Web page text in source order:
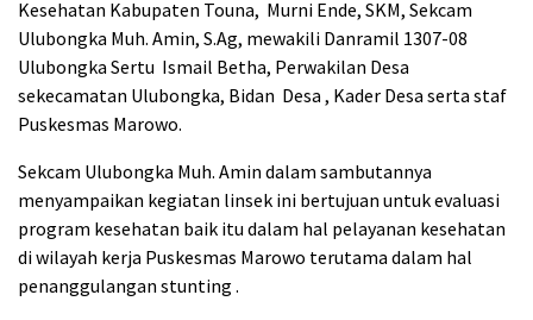
Kesehatan Kabupaten Touna, Murni Ende, SKM, Sekcam
Ulubongka Muh. Amin, S.Ag, mewakili Danramil 1307-08
Ulubongka Sertu Ismail Betha, Perwakilan Desa
sekecamatan Ulubongka, Bidan Desa , Kader Desa serta staf
Puskesmas Marowo.
Sekcam Ulubongka Muh. Amin dalam sambutannya
menyampaikan kegiatan linsek ini bertujuan untuk evaluasi
program kesehatan baik itu dalam hal pelayanan kesehatan
di wilayah kerja Puskesmas Marowo terutama dalam hal
penanggulangan stunting .